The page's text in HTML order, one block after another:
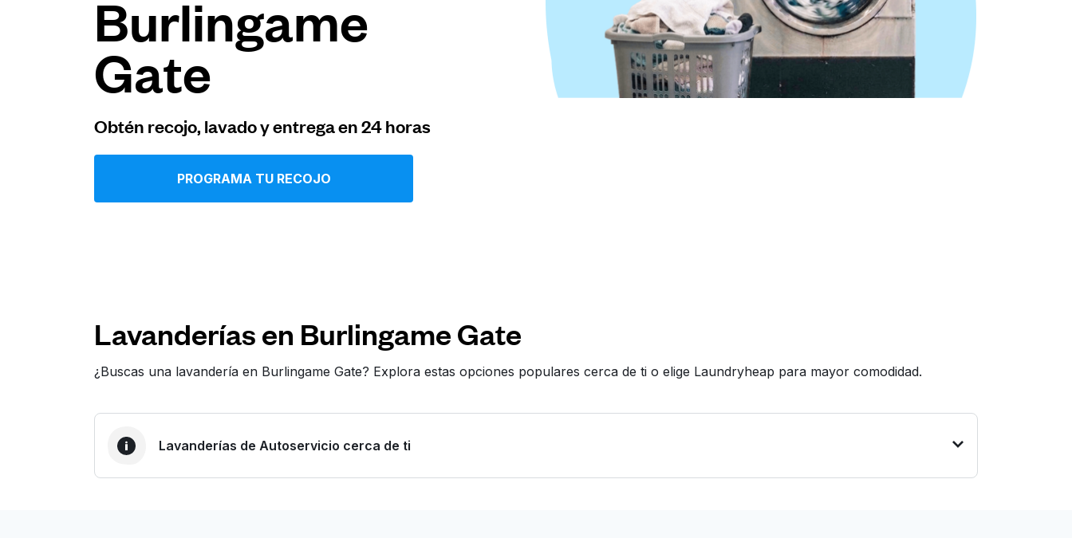
Iniciar sesión
Descarga nuestra app
Burlingame
Gate
Obtén recojo, lavado y entrega en 24 horas
PROGRAMA TU RECOJO
Lavanderías en Burlingame Gate
¿Buscas una lavandería en Burlingame Gate? Explora estas opciones populares cerca de ti o elige Laundryheap para mayor comodidad.
Lavanderías de Autoservicio cerca de ti